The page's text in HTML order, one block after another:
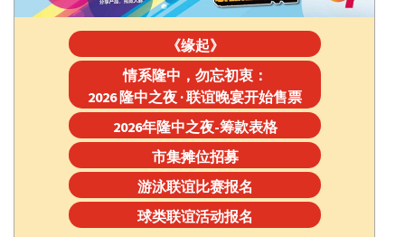
《缘起》
情系隆中，勿忘初衷：
2026 隆中之夜 · 联谊晚宴开始售票
2026年隆中之夜-筹款表格
市集摊位招募
游泳联谊比赛报名
球类联谊活动报名